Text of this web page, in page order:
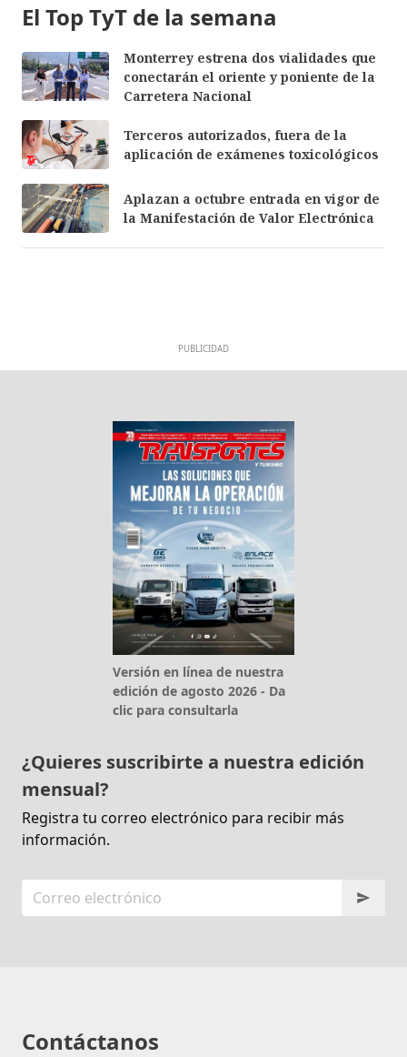
El Top TyT de la semana
Monterrey estrena dos vialidades que
conectarán el oriente y poniente de la
Carretera Nacional
Terceros autorizados, fuera de la
aplicación de exámenes toxicológicos
Aplazan a octubre entrada en vigor de
la Manifestación de Valor Electrónica
PUBLICIDAD
Versión en línea de nuestra
edición de agosto 2026 - Da
clic para consultarla
¿Quieres suscribirte a nuestra edición
mensual?
Registra tu correo electrónico para recibir más
información.
Contáctanos